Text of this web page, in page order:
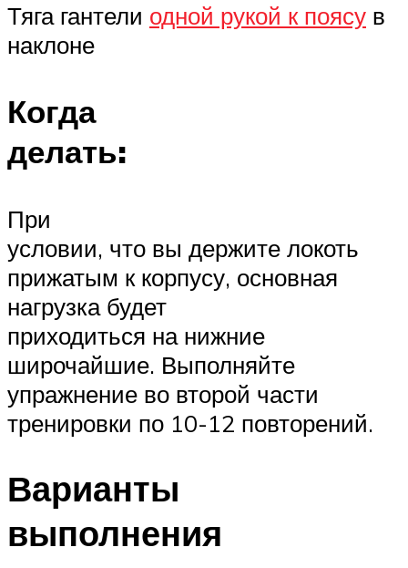
Тяга гантели одной рукой к поясу в
наклоне
Когда
делать:
При
условии, что вы держите локоть
прижатым к корпусу, основная
нагрузка будет
приходиться на нижние
широчайшие. Выполняйте
упражнение во второй части
тренировки по 10-12 повторений.
Варианты
выполнения